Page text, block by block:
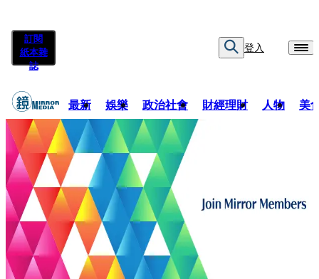
訂閱
紙本雜
誌
登入
最新 娛樂 政治社會 財經理財 人物 美